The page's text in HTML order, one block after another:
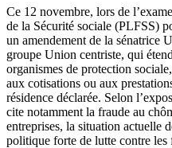
Ce 12 novembre, lors de
de la Sécurité sociale (PLFSS)
un amendement de la sénatrice
groupe Union centriste, qui
organismes de protection
aux cotisations ou aux
résidence déclarée. Selon
cite notamment la fraude au
entreprises, la situation actuelle
politique forte de lutte contre les